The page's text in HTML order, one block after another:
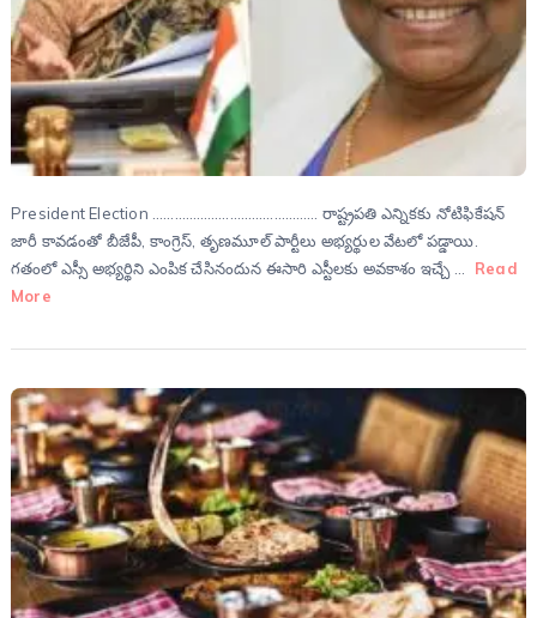
President Election ……………………………………… రాష్ట్రపతి ఎన్నికకు నోటిఫికేషన్
జారీ కావడంతో బీజేపీ, కాంగ్రెస్, తృణమూల్ పార్టీలు అభ్యర్థుల వేటలో పడ్డాయి.
గతంలో ఎస్సీ అభ్యర్థిని ఎంపిక చేసినందున ఈసారి ఎస్టీలకు అవకాశం ఇచ్చే …
Read
More